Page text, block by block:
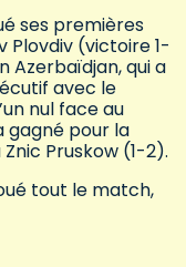
ses premières
Plovdiv (victoire 1-
Azerbaïdjan, qui a
avec le
nul face au
gagné pour la
Pruskow (1-2).
tout le match,